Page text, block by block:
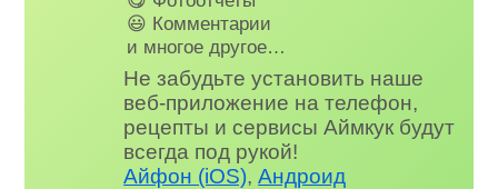
😃 Комментарии
и многое другое…
Не забудьте установить наше
веб-приложение на телефон,
рецепты и сервисы Аймкук будут
всегда под рукой!
Айфон (iOS),Андроид